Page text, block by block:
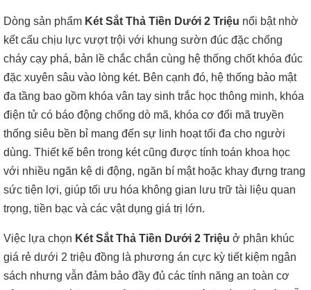
Dòng sản phẩm Két Sắt Thả Tiền Dưới 2 Triệu nổi bật nhờ
kết cấu chịu lực vượt trội với khung sườn đúc đặc chống
cháy cạy phá, bản lề chắc chắn cùng hệ thống chốt khóa đúc
đặc xuyên sâu vào lòng két. Bên cạnh đó, hệ thống bảo mật
đa tầng bao gồm khóa vân tay sinh trắc học thông minh, khóa
điện tử có báo động chống dò mã, khóa cơ đổi mã truyền
thống siêu bền bỉ mang đến sự linh hoạt tối đa cho người
dùng. Thiết kế bên trong két cũng được tính toán khoa học
với nhiều ngăn kệ di động, ngăn bí mật hoặc khay đựng trang
sức tiện lợi, giúp tối ưu hóa không gian lưu trữ tài liệu quan
trọng, tiền bạc và các vật dụng giá trị lớn.
Việc lựa chọn Két Sắt Thả Tiền Dưới 2 Triệu ở phân khúc
giá rẻ dưới 2 triệu đồng là phương án cực kỳ tiết kiệm ngân
sách nhưng vẫn đảm bảo đầy đủ các tính năng an toàn cơ